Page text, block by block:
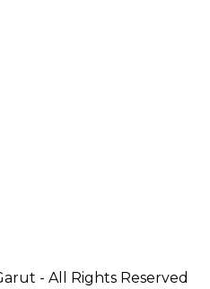
- All Rights Reserved